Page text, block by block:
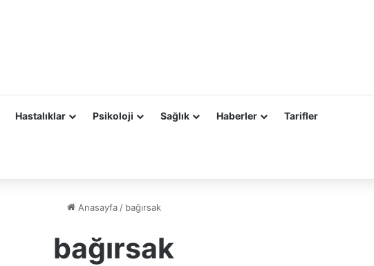
Hastalıklar Psikoloji Sağlık Haberler Tarifler
Anasayfa / bağırsak
bağırsak